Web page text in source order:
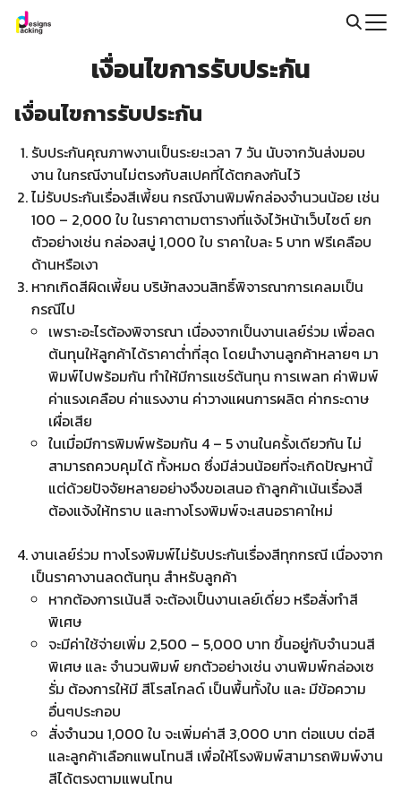
Skip
เงื่อนไขการรับประกัน
เงื่อนไขการรับประกัน
รับประกันคุณภาพงานเป็นระยะเวลา 7 วัน นับจากวันส่งมอบ
งาน ในกรณีงานไม่ตรงกับสเปคที่ได้ตกลงกันไว้
ไม่รับประกันเรื่องสีเพี้ยน กรณีงานพิมพ์กล่องจำนวนน้อย เช่น
100 – 2,000 ใบ ในราคาตามตารางที่แจ้งไว้หน้าเว็บไซต์ ยก
ตัวอย่างเช่น กล่องสบู่ 1,000 ใบ ราคาใบละ 5 บาท ฟรีเคลือบ
ด้านหรือเงา
หากเกิดสีผิดเพี้ยน บริษัทสงวนสิทธิ์พิจารณาการเคลมเป็น
กรณีไป
เพราะอะไรต้องพิจารณา เนื่องจากเป็นงานเลย์ร่วม เพื่อลด
ต้นทุนให้ลูกค้าได้ราคาต่ำที่สุด โดยนำงานลูกค้าหลายๆ มา
พิมพ์ไปพร้อมกัน ทำให้มีการแชร์ต้นทุน การเพลท ค่าพิมพ์
ค่าแรงเคลือบ ค่าแรงงาน ค่าวางแผนการผลิต ค่ากระดาษ
เผื่อเสีย
ในเมื่อมีการพิมพ์พร้อมกัน 4 – 5 งานในครั้งเดียวกัน ไม่
สามารถควบคุมได้ ทั้งหมด ซึ่งมีส่วนน้อยที่จะเกิดปัญหานี้
แต่ด้วยปัจจัยหลายอย่างจึงขอเสนอ ถ้าลูกค้าเน้นเรื่องสี
ต้องแจ้งให้ทราบ และทางโรงพิมพ์จะเสนอราคาใหม่
งานเลย์ร่วม ทางโรงพิมพ์ไม่รับประกันเรื่องสีทุกกรณี เนื่องจาก
เป็นราคางานลดต้นทุน สำหรับลูกค้า
หากต้องการเน้นสี จะต้องเป็นงานเลย์เดี่ยว หรือสั่งทำสี
พิเศษ
จะมีค่าใช้จ่ายเพิ่ม 2,500 – 5,000 บาท ขึ้นอยู่กับจำนวนสี
พิเศษ และ จำนวนพิมพ์ ยกตัวอย่างเช่น งานพิมพ์กล่องเซ
รั่ม ต้องการให้มี สีโรสโกลด์ เป็นพื้นทั้งใบ และ มีข้อความ
อื่นๆประกอบ
สั่งจำนวน 1,000 ใบ จะเพิ่มค่าสี 3,000 บาท ต่อแบบ ต่อสี
และลูกค้าเลือกแพนโทนสี เพื่อให้โรงพิมพ์สามารถพิมพ์งาน
สีได้ตรงตามแพนโทน